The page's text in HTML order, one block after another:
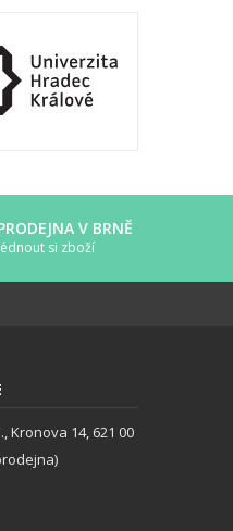
V BRNĚ
si zboží
Kronova 14, 621 00